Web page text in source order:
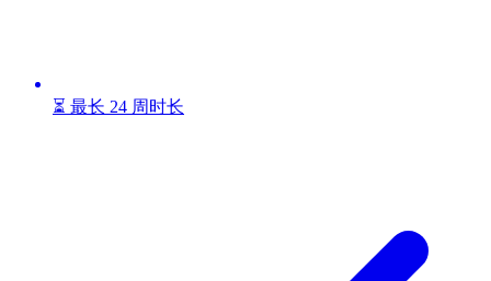
⏳ 最长 24 周时长